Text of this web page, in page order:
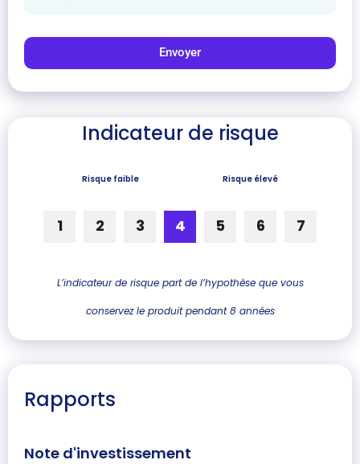
Envoyer
Indicateur de risque
Risque faible Risque élevé
1 2 3 4 5 6 7
L’indicateur de risque part de l’hypothèse que vous
conservez le produit pendant 8 années
Rapports
Note d'investissement